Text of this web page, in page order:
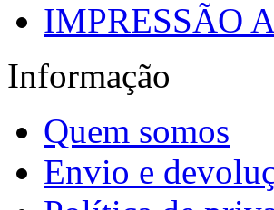
IMPRESSÃO
Informação
Quem somos
Envio e